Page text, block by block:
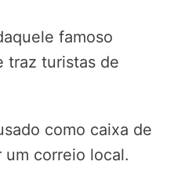
famoso
traz turistas de
como caixa de
correio local.